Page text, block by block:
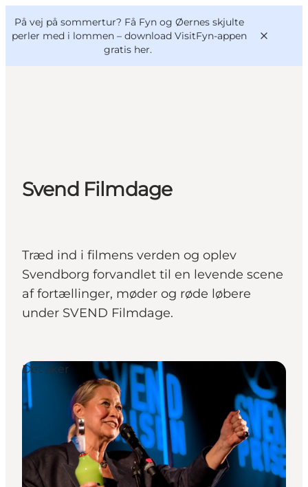
På vej på sommertur? Få Fyn og Øernes skjulte
perler med i lommen – download VisitFyn-appen
gratis her.
Mad og drikke
VisitFyn
Deutsch
Svend Filmdage
Træd ind i filmens verden og oplev
Svendborg forvandlet til en levende scene
af fortællinger, møder og røde løbere
under SVEND Filmdage.
Det sker